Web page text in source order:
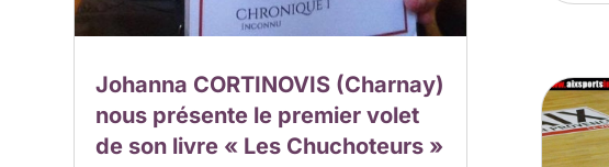
Johanna CORTINOVIS (Charnay)
nous présente le premier volet
de son livre « Les Chuchoteurs »